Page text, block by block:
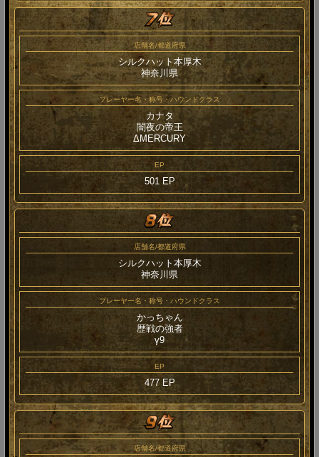
店舗名/都道府県
シルクハット本厚木
神奈川県
プレーヤー名・称号・ハウンドクラス
カナタ
闇夜の帝王
ΔMERCURY
EP
501 EP
店舗名/都道府県
シルクハット本厚木
神奈川県
プレーヤー名・称号・ハウンドクラス
かっちゃん
歴戦の強者
γ9
EP
477 EP
店舗名/都道府県